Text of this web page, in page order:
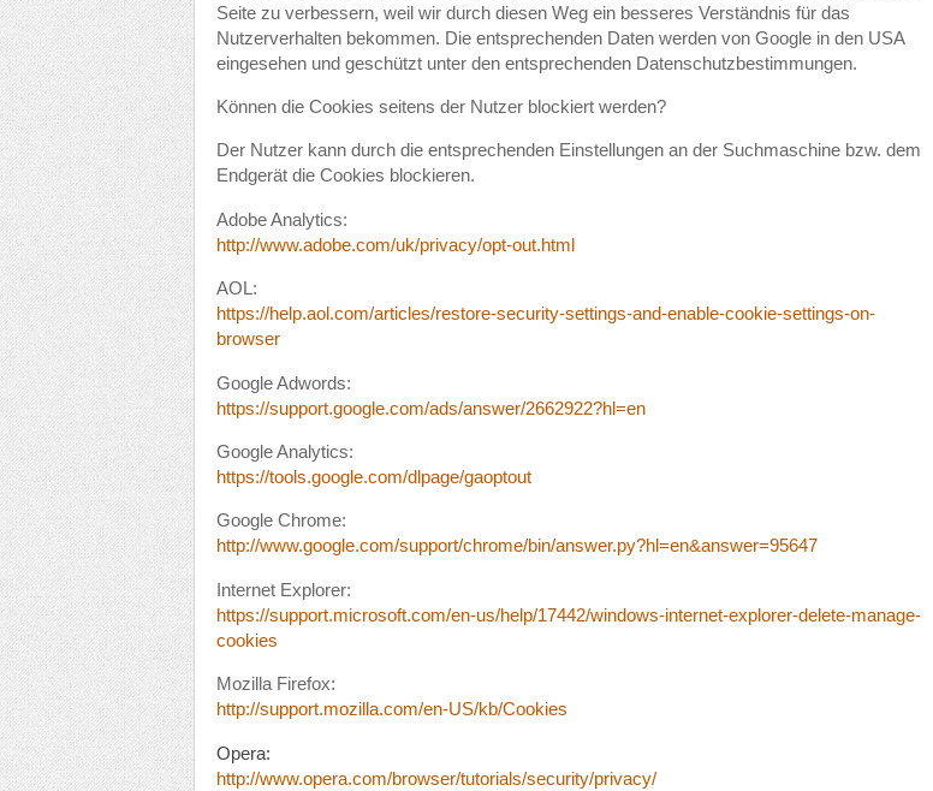
Seite zu verbessern, weil wir durch diesen Weg ein besseres Verständnis für das
Nutzerverhalten bekommen. Die entsprechenden Daten werden von Google in den USA
eingesehen und geschützt unter den entsprechenden Datenschutzbestimmungen.
Können die Cookies seitens der Nutzer blockiert werden?
Der Nutzer kann durch die entsprechenden Einstellungen an der Suchmaschine bzw. dem
Endgerät die Cookies blockieren.
Adobe Analytics:
http://www.adobe.com/uk/privacy/opt-out.html
AOL:
https://help.aol.com/articles/restore-security-settings-and-enable-cookie-settings-on-
browser
Google Adwords:
https://support.google.com/ads/answer/2662922?hl=en
Google Analytics:
https://tools.google.com/dlpage/gaoptout
Google Chrome:
http://www.google.com/support/chrome/bin/answer.py?hl=en&answer=95647
Internet Explorer:
https://support.microsoft.com/en-us/help/17442/windows-internet-explorer-delete-manage-
cookies
Mozilla Firefox:
http://support.mozilla.com/en-US/kb/Cookies
Opera:
http://www.opera.com/browser/tutorials/security/privacy/